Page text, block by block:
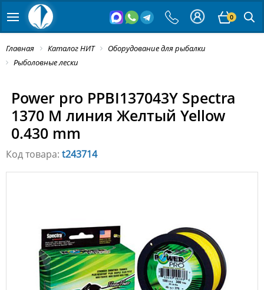
0
Главная Каталог НИТ
Оборудование для рыбалки
Рыболовные лески
Power pro PPBI137043Y Spectra
1370 M линия Желтый Yellow
0.430 mm
Код товара: t243714